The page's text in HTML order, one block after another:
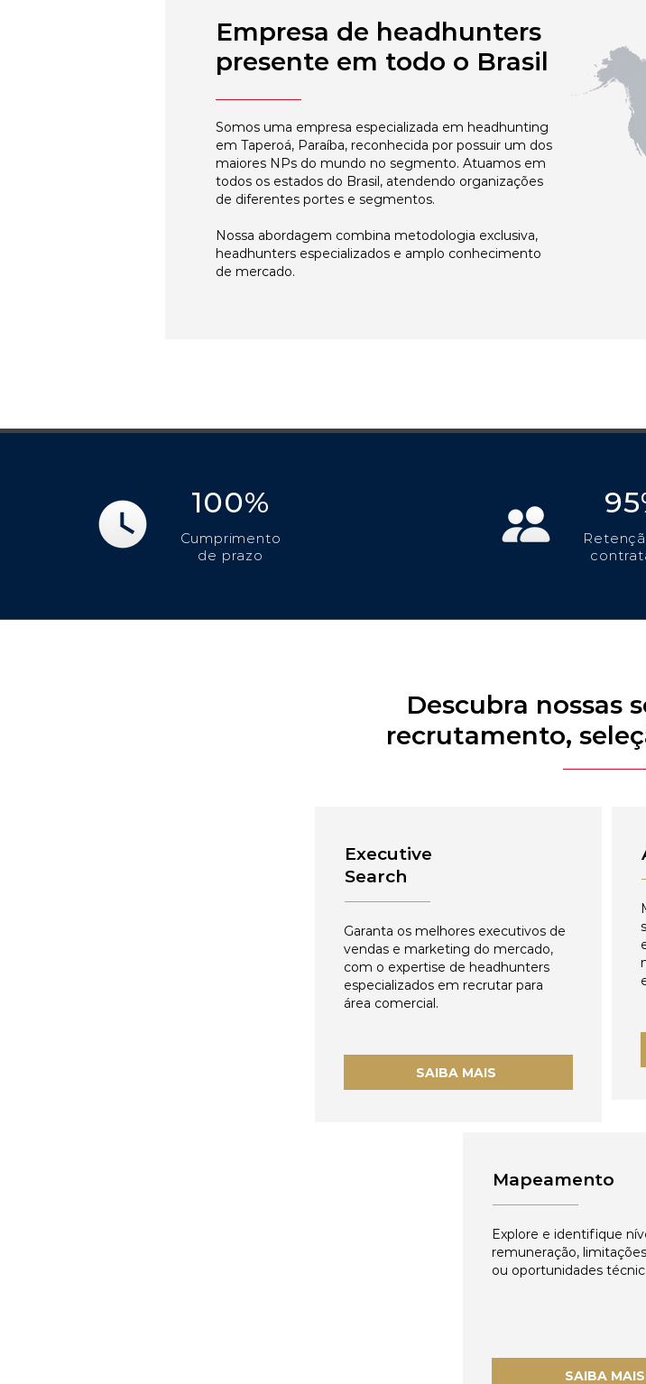
Empresa de headhunters
presente em todo o Brasil
Somos uma empresa especializada em headhunting
em Taperoá, Paraíba, reconhecida por possuir um dos
maiores NPs do mundo no segmento. Atuamos em
todos os estados do Brasil, atendendo organizações
de diferentes portes e segmentos.
Nossa abordagem combina metodologia exclusiva,
headhunters especializados e amplo conhecimento
de mercado.
100%
Cumprimento
de prazo
Descubra nossas
recrutamento,
Executive
Search
Garanta os melhores executivos de
vendas e marketing do mercado,
com o expertise de headhunters
especializados em recrutar para
área comercial.
SAIBA MAIS
Mapeamento
Explore e identifique
remuneração,
ou oportunidades
SAIBA MAIS